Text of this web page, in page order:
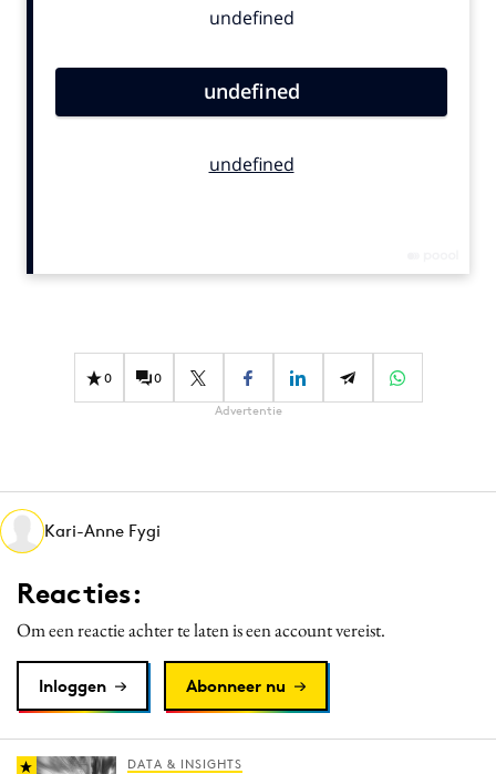
Contentmarketing
Effectiviteit
Gedragsverandering
Martech
Media
Merkstrategie
PR
Programmatic
Reputatie & crisis
0 0
Advertentie
Kari-Anne Fygi
Reacties:
Om een reactie achter te laten is een account vereist.
Inloggen Abonneer nu
DATA & INSIGHTS